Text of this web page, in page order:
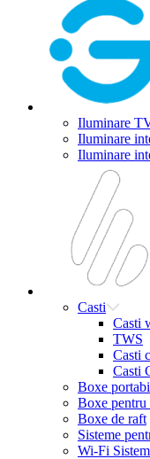
Iluminare
Iluminare
Iluminare
Casti
Casti
TWS
Casti
Casti
Boxe
Boxe pentru
Boxe de raft
Sisteme
Wi-Fi